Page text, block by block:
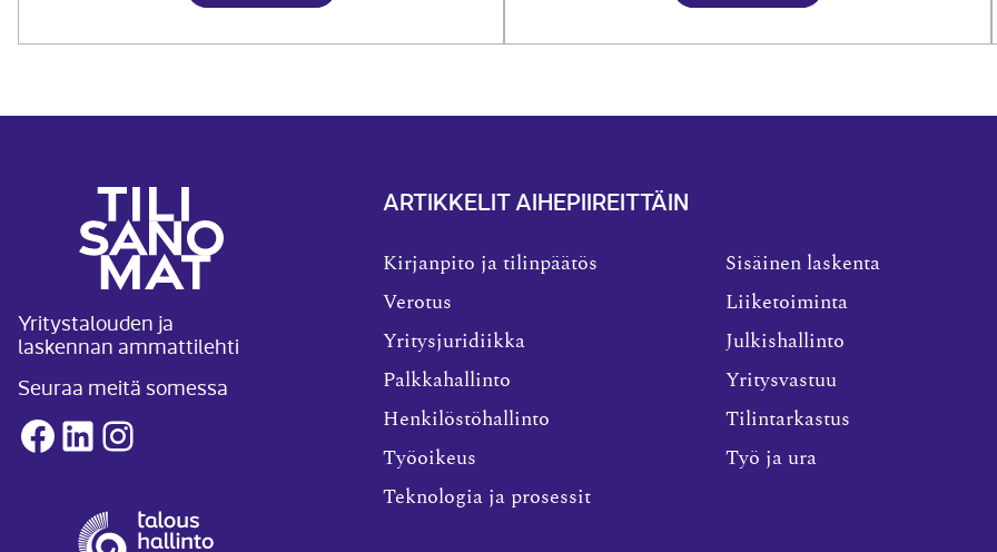
Yritystalouden ja
laskennan ammattilehti
Seuraa meitä somessa
Facebook
LinkedInInstagram
ARTIKKELIT AIHEPIIREITTÄIN
Kirjanpito ja tilinpäätös
Verotus
Yritysjuridiikka
Palkkahallinto
Henkilöstöhallinto
Työoikeus
Teknologia ja prosessit
Sisäinen laskenta
Liiketoiminta
Julkishallinto
Yritysvastuu
Tilintarkastus
Työ ja ura